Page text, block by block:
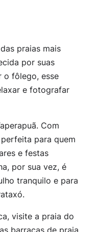
praias mais
por suas
o fôlego, esse
e fotografar
. Com
para quem
e festas
, por sua vez, é
tranquilo e para
visite a praia do